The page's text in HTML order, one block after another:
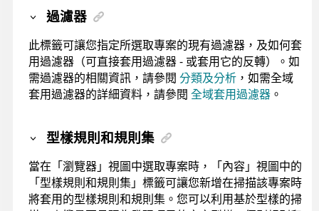
過濾器
此標籤可讓您指定所選取專案的現有過濾器，及如何套
用過濾器（可直接套用過濾器 - 或套用它的反轉）。如
需過濾器的相關資訊，請參閱 分類及分析 ，如需全域
套用過濾器的詳細資料，請參閱 全域套用過濾器 。
型樣規則和規則集
當在「瀏覽器」視圖中選取專案時，「內容」視圖中的
「型樣規則和規則集」標籤可讓您新增在掃描該專案時
將套用的型樣規則和規則集。您可以利用基於型樣的掃